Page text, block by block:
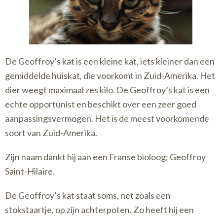
De Geoffroy’s kat is een kleine kat, iets kleiner dan een
gemiddelde huiskat, die voorkomt in Zuid-Amerika. Het
dier weegt maximaal zes kilo. De Geoffroy’s kat is een
echte opportunist en beschikt over een zeer goed
aanpassingsvermogen. Het is de meest voorkomende
soort van Zuid-Amerika.
Zijn naam dankt hij aan een Franse bioloog; Geoffroy
Saint-Hilaire.
De Geoffroy’s kat staat soms, net zoals een
stokstaartje, op zijn achterpoten. Zo heeft hij een